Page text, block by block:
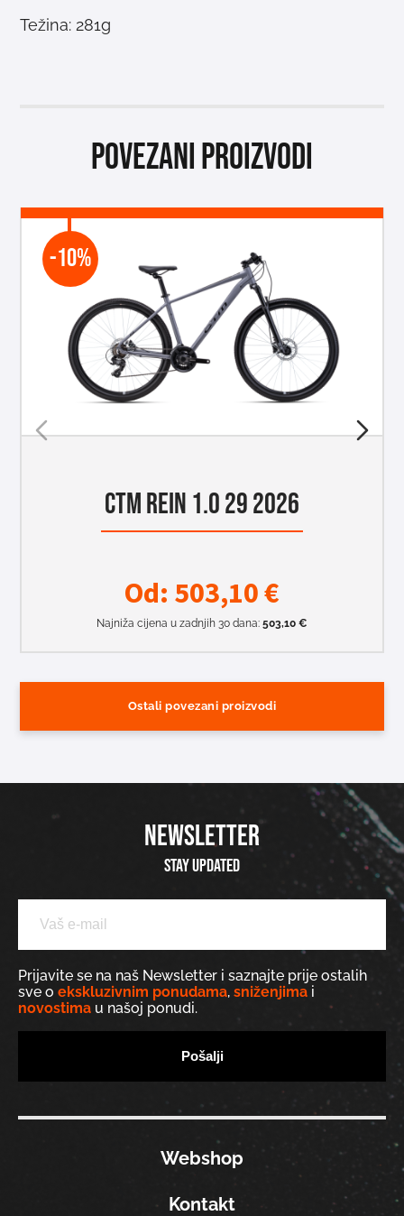
Težina: 281g
Povezani proizvodi
-10%
CTM REIN 1.0 29 2026
Od:503,10€
Najniža cijena u zadnjih 30 dana: 503,10 €
Ostali povezani proizvodi
NEWSLETTER
Stay updated
Prijavite se na naš Newsletter i saznajte prije ostalih
sve o ekskluzivnim ponudama, sniženjima i
novostima u našoj ponudi.
Webshop
Kontakt